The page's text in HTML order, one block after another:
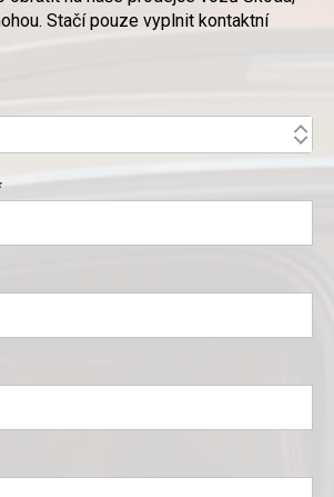
Stačí pouze vyplnit kontaktní